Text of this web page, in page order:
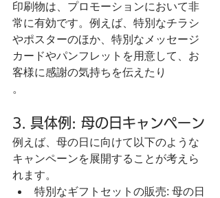
印刷物は、プロモーションにおいて非
常に有効です。例えば、特別なチラシ
やポスターのほか、特別なメッセージ
カードやパンフレットを用意して、お
客様に感謝の気持ちを伝えたり
。
3. 具体例: 母の日キャンペーン
例えば、母の日に向けて以下のような
キャンペーンを展開することが考えら
れます。
特別なギフトセットの販売: 母の日